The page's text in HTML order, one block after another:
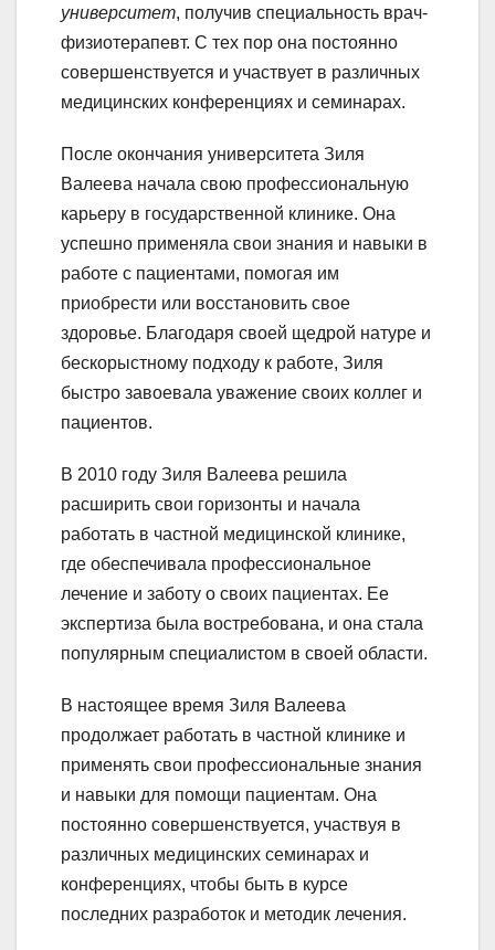
университет, получив специальность врач-
физиотерапевт. С тех пор она постоянно
совершенствуется и участвует в различных
медицинских конференциях и семинарах.
После окончания университета Зиля
Валеева начала свою профессиональную
карьеру в государственной клинике. Она
успешно применяла свои знания и навыки в
работе с пациентами, помогая им
приобрести или восстановить свое
здоровье. Благодаря своей щедрой натуре и
бескорыстному подходу к работе, Зиля
быстро завоевала уважение своих коллег и
пациентов.
В 2010 году Зиля Валеева решила
расширить свои горизонты и начала
работать в частной медицинской клинике,
где обеспечивала профессиональное
лечение и заботу о своих пациентах. Ее
экспертиза была востребована, и она стала
популярным специалистом в своей области.
В настоящее время Зиля Валеева
продолжает работать в частной клинике и
применять свои профессиональные знания
и навыки для помощи пациентам. Она
постоянно совершенствуется, участвуя в
различных медицинских семинарах и
конференциях, чтобы быть в курсе
последних разработок и методик лечения.